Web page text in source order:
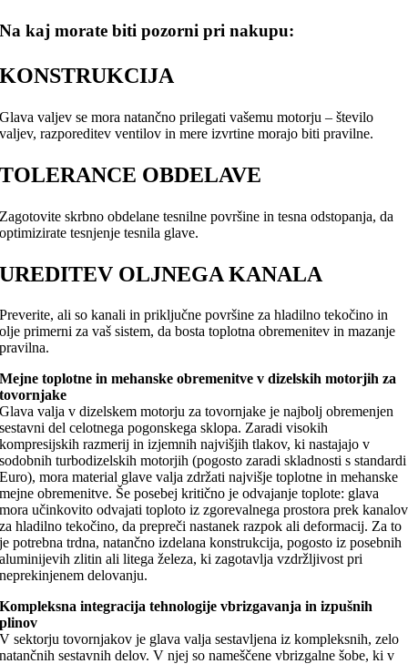
Na kaj morate biti pozorni pri nakupu:
KONSTRUKCIJA
Glava valjev se mora natančno prilegati vašemu motorju – število
valjev, razporeditev ventilov in mere izvrtine morajo biti pravilne.
TOLERANCE OBDELAVE
Zagotovite skrbno obdelane tesnilne površine in tesna odstopanja, da
optimizirate tesnjenje tesnila glave.
UREDITEV OLJNEGA KANALA
Preverite, ali so kanali in priključne površine za hladilno tekočino in
olje primerni za vaš sistem, da bosta toplotna obremenitev in mazanje
pravilna.
Mejne toplotne in mehanske obremenitve v dizelskih motorjih za
tovornjake
Glava valja v dizelskem motorju za tovornjake je najbolj obremenjen
sestavni del celotnega pogonskega sklopa. Zaradi visokih
kompresijskih razmerij in izjemnih najvišjih tlakov, ki nastajajo v
sodobnih turbodizelskih motorjih (pogosto zaradi skladnosti s standardi
Euro), mora material glave valja zdržati najvišje toplotne in mehanske
mejne obremenitve. Še posebej kritično je odvajanje toplote: glava
mora učinkovito odvajati toploto iz zgorevalnega prostora prek kanalov
za hladilno tekočino, da prepreči nastanek razpok ali deformacij. Za to
je potrebna trdna, natančno izdelana konstrukcija, pogosto iz posebnih
aluminijevih zlitin ali litega železa, ki zagotavlja vzdržljivost pri
neprekinjenem delovanju.
Kompleksna integracija tehnologije vbrizgavanja in izpušnih
plinov
V sektorju tovornjakov je glava valja sestavljena iz kompleksnih, zelo
natančnih sestavnih delov. V njej so nameščene vbrizgalne šobe, ki v